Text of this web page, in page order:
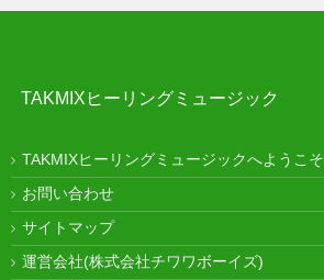
TAKMIXヒーリングミュージック
TAKMIXヒーリングミュージックへようこそ
お問い合わせ
サイトマップ
運営会社(株式会社チワワボーイズ)